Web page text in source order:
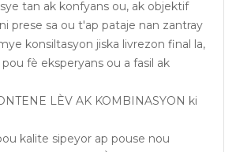
tan ak konfyans ou, ak objektif
prese sa ou t'ap pataje nan zantray
konsiltasyon jiska livrezon final la,
fè eksperyans ou a fasil ak
LÈV AK KOMBINASYON ki
kalite sipeyor ap pouse nou